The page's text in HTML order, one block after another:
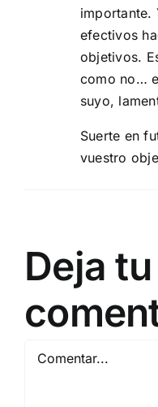
importante.
efectivos
objetivos.
como no…
suyo,
Suerte en
vuestro
Deja tu